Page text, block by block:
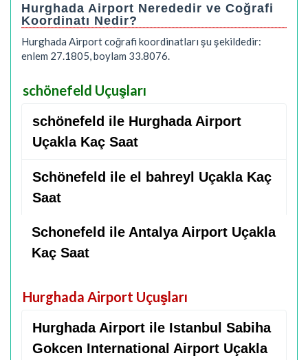
Hurghada Airport Nerededir ve Coğrafi
Koordinatı Nedir?
Hurghada Airport coğrafi koordinatları şu şekildedir:
enlem 27.1805, boylam 33.8076.
schönefeld Uçuşları
schönefeld ile Hurghada Airport
Uçakla Kaç Saat
Schönefeld ile el bahreyl Uçakla Kaç
Saat
Schonefeld ile Antalya Airport Uçakla
Kaç Saat
Hurghada Airport Uçuşları
Hurghada Airport ile Istanbul Sabiha
Gokcen International Airport Uçakla